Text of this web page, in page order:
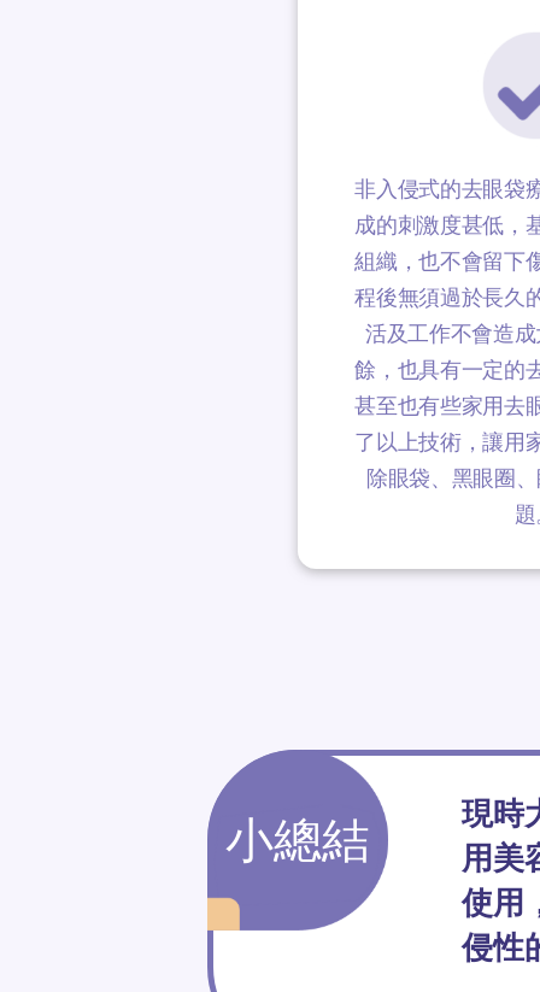
非入侵式的去眼袋
成的刺激度甚低，
組織，也不會留下
程後無須過於長久
活及工作不會造
餘，也具有一定的
甚至也有些家用去
了以上技術，讓用
除眼袋、黑眼圈
小總結
現時
用美
使用
侵性